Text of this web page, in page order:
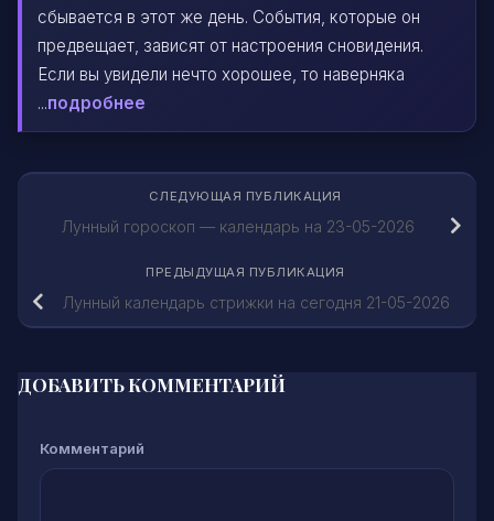
сбывается в этот же день. События, которые он
предвещает, зависят от настроения сновидения.
Если вы увидели нечто хорошее, то наверняка
...подробнее
СЛЕДУЮЩАЯ ПУБЛИКАЦИЯ
Лунный гороскоп — календарь на 23-05-2026
ПРЕДЫДУЩАЯ ПУБЛИКАЦИЯ
Лунный календарь стрижки на сегодня 21-05-2026
ДОБАВИТЬ КОММЕНТАРИЙ
Комментарий